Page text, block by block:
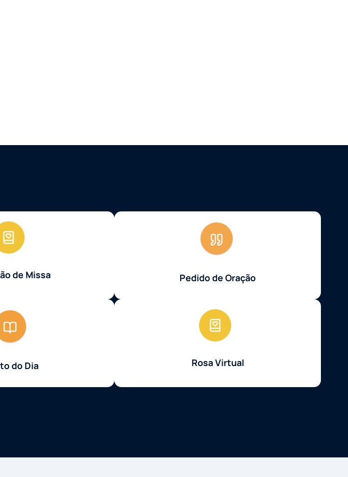
de Missa Pedido de Oração
do Dia Rosa Virtual